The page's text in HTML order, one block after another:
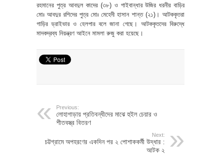
রহমানের পুত্র আবদুল কাদের (৩৮) ও গাইবান্ধার উজির ধরনীর বাড়ির
মোঃ আবদুর রশিদের পুত্র মোঃ মেহেদী হাসান শান্ত (২১)। আটককৃতরা
গাড়ির ড্রাইভার ও হেলপার বলে জানা গেছে। আটককৃতদের বিরুদ্ধে
মাদকদ্রব্য নিয়ন্ত্রণ আইনে মামলা রুজু করা হয়েছে।
Previous:
লোহাগাড়ায় প্রতিবন্ধীদের মাঝে হুইল চেয়ার ও
শীতবস্ত্র বিতরণ
Next:
চট্টগ্রামে অপহরণের একদিন পর ২ পোশাককর্মী উদ্ধার :
আটক ২